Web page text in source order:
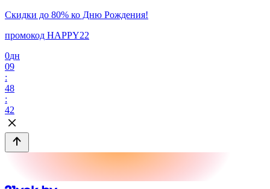
Скидки до 80% ко Дню Рождения!
промокод HAPPY22
0дн
09
:
48
:
42